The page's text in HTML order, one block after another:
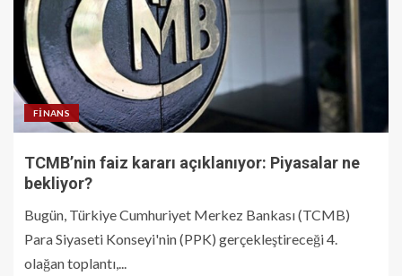
FINANS
TCMB’nin faiz kararı açıklanıyor: Piyasalar ne
bekliyor?
Bugün, Türkiye Cumhuriyet Merkez Bankası (TCMB)
Para Siyaseti Konseyi'nin (PPK) gerçekleştireceği 4.
olağan toplantı,...